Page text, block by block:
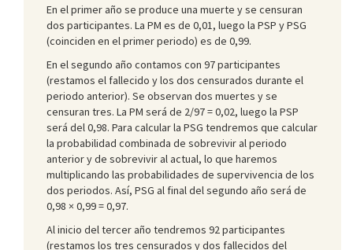
En el primer año se produce una muerte y se censuran
dos participantes. La PM es de 0,01, luego la PSP y PSG
(coinciden en el primer periodo) es de 0,99.
En el segundo año contamos con 97 participantes
(restamos el fallecido y los dos censurados durante el
periodo anterior). Se observan dos muertes y se
censuran tres. La PM será de 2/97 = 0,02, luego la PSP
será del 0,98. Para calcular la PSG tendremos que calcular
la probabilidad combinada de sobrevivir al periodo
anterior y de sobrevivir al actual, lo que haremos
multiplicando las probabilidades de supervivencia de los
dos periodos. Así, PSG al final del segundo año será de
0,98 × 0,99 = 0,97.
Al inicio del tercer año tendremos 92 participantes
(restamos los tres censurados y dos fallecidos del